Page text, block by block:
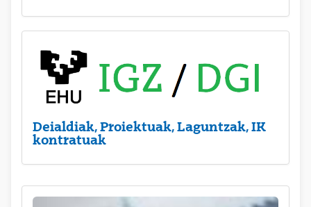
Deialdiak, Proiektuak, Laguntzak, IK
kontratuak